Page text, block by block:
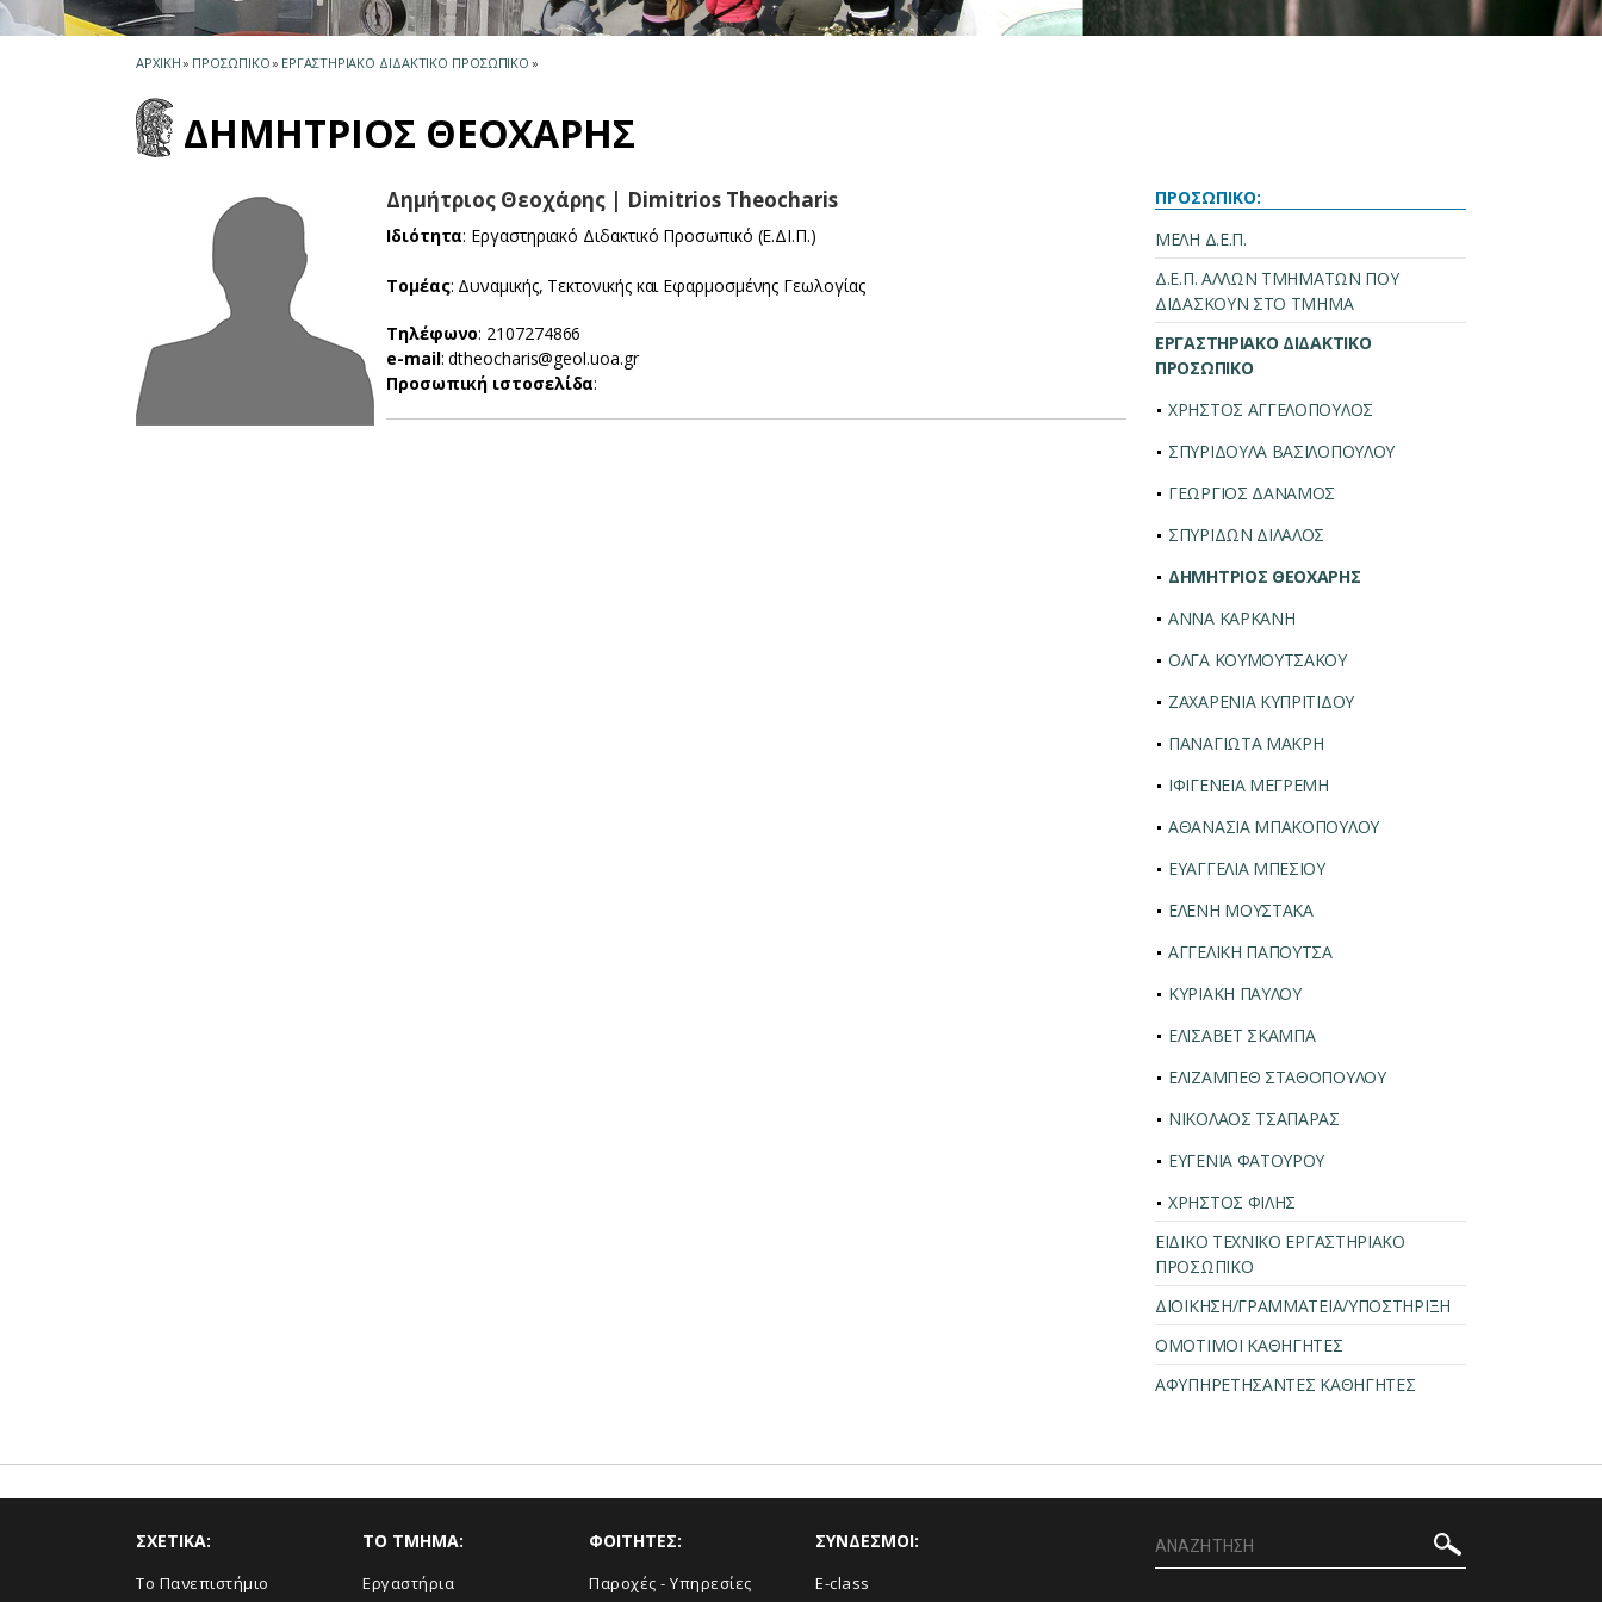
ΑΡΧΙΚΗ» ΠΡΟΣΩΠΙΚΟ» ΕΡΓΑΣΤΗΡΙΑΚΟ ΔΙΔΑΚΤΙΚΟ ΠΡΟΣΩΠΙΚΟ »
ΔΗΜΗΤΡΙΟΣ ΘΕΟΧΑΡΗΣ
Δημήτριος Θεοχάρης | Dimitrios Theocharis
Ιδιότητα: Εργαστηριακό Διδακτικό Προσωπικό (Ε.ΔΙ.Π.)
Τομέας: Δυναμικής, Τεκτονικής και Εφαρμοσμένης Γεωλογίας
Τηλέφωνο: 2107274866
e-mail: dtheocharis@geol.uoa.gr
Προσωπική ιστοσελίδα:
ΠΡΟΣΩΠΙΚΟ:
ΜΕΛΗ Δ.Ε.Π.
Δ.Ε.Π. ΑΛΛΩΝ ΤΜΗΜΑΤΩΝ ΠΟΥ
ΔΙΔΑΣΚΟΥΝ ΣΤΟ ΤΜΗΜΑ
ΕΡΓΑΣΤΗΡΙΑΚΟ ΔΙΔΑΚΤΙΚΟ
ΠΡΟΣΩΠΙΚΟ
ΧΡΗΣΤΟΣ ΑΓΓΕΛΟΠΟΥΛΟΣ
ΣΠΥΡΙΔΟΥΛΑ ΒΑΣΙΛΟΠΟΥΛΟΥ
ΓΕΩΡΓΙΟΣ ΔΑΝΑΜΟΣ
ΣΠΥΡΙΔΩΝ ΔΙΛΑΛΟΣ
ΔΗΜΗΤΡΙΟΣ ΘΕΟΧΑΡΗΣ
ΑΝΝΑ ΚΑΡΚΑΝΗ
ΟΛΓΑ ΚΟΥΜΟΥΤΣΑΚΟΥ
ΖΑΧΑΡΕΝΙΑ ΚΥΠΡΙΤΙΔΟΥ
ΠΑΝΑΓΙΩΤΑ ΜΑΚΡΗ
ΙΦΙΓΕΝΕΙΑ ΜΕΓΡΕΜΗ
ΑΘΑΝΑΣΙΑ ΜΠΑΚΟΠΟΥΛΟΥ
ΕΥΑΓΓΕΛΙΑ ΜΠΕΣΙΟΥ
ΕΛΕΝΗ ΜΟΥΣΤΑΚΑ
ΑΓΓΕΛΙΚΗ ΠΑΠΟΥΤΣΑ
ΚΥΡΙΑΚΗ ΠΑΥΛΟΥ
ΕΛΙΣΑΒΕΤ ΣΚΑΜΠΑ
ΕΛΙΖΑΜΠΕΘ ΣΤΑΘΟΠΟΥΛΟΥ
ΝΙΚΟΛΑΟΣ ΤΣΑΠΑΡΑΣ
ΕΥΓΕΝΙΑ ΦΑΤΟΥΡΟΥ
ΧΡΗΣΤΟΣ ΦΙΛΗΣ
ΕΙΔΙΚΟ ΤΕΧΝΙΚΟ ΕΡΓΑΣΤΗΡΙΑΚΟ
ΠΡΟΣΩΠΙΚΟ
ΔΙΟΙΚΗΣΗ/ΓΡΑΜΜΑΤΕΙΑ/ΥΠΟΣΤΗΡΙΞΗ
ΟΜΟΤΙΜΟΙ ΚΑΘΗΓΗΤΕΣ
ΑΦΥΠΗΡΕΤΗΣΑΝΤΕΣ ΚΑΘΗΓΗΤΕΣ
ΣΧΕΤΙΚΑ:
Το Πανεπιστήμιο
TO TMHMA:
Εργαστήρια
ΦΟΙΤΗΤΕΣ:
Παροχές - Υπηρεσίες
ΣΥΝΔΕΣΜΟΙ:
E-class